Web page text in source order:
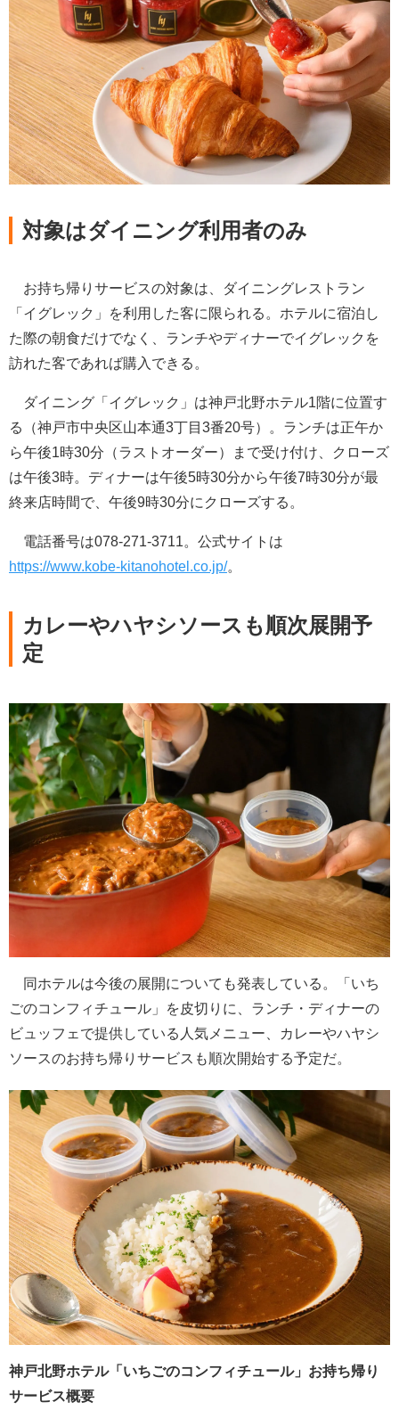
対象はダイニング利用者のみ
お持ち帰りサービスの対象は、ダイニングレストラン
「イグレック」を利用した客に限られる。ホテルに宿泊し
た際の朝食だけでなく、ランチやディナーでイグレックを
訪れた客であれば購入できる。
ダイニング「イグレック」は神戸北野ホテル1階に位置す
る（神戸市中央区山本通3丁目3番20号）。ランチは正午か
ら午後1時30分（ラストオーダー）まで受け付け、クローズ
は午後3時。ディナーは午後5時30分から午後7時30分が最
終来店時間で、午後9時30分にクローズする。
電話番号は078-271-3711。公式サイトは
https://www.kobe-kitanohotel.co.jp/。
カレーやハヤシソースも順次展開予
定
同ホテルは今後の展開についても発表している。「いち
ごのコンフィチュール」を皮切りに、ランチ・ディナーの
ビュッフェで提供している人気メニュー、カレーやハヤシ
ソースのお持ち帰りサービスも順次開始する予定だ。
神戸北野ホテル「いちごのコンフィチュール」お持ち帰り
サービス概要